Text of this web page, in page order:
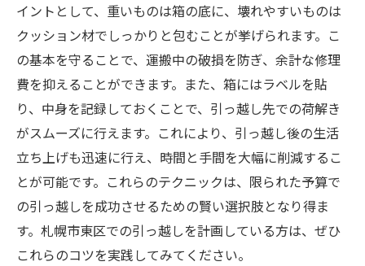
イントとして、重いものは箱の底に、壊れやすいものは
クッション材でしっかりと包むことが挙げられます。こ
の基本を守ることで、運搬中の破損を防ぎ、余計な修理
費を抑えることができます。また、箱にはラベルを貼
り、中身を記録しておくことで、引っ越し先での荷解き
がスムーズに行えます。これにより、引っ越し後の生活
立ち上げも迅速に行え、時間と手間を大幅に削減するこ
とが可能です。これらのテクニックは、限られた予算で
の引っ越しを成功させるための賢い選択肢となり得ま
す。札幌市東区での引っ越しを計画している方は、ぜひ
これらのコツを実践してみてください。